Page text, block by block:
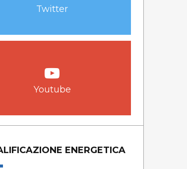
Twitter
Youtube
ENERGETICA